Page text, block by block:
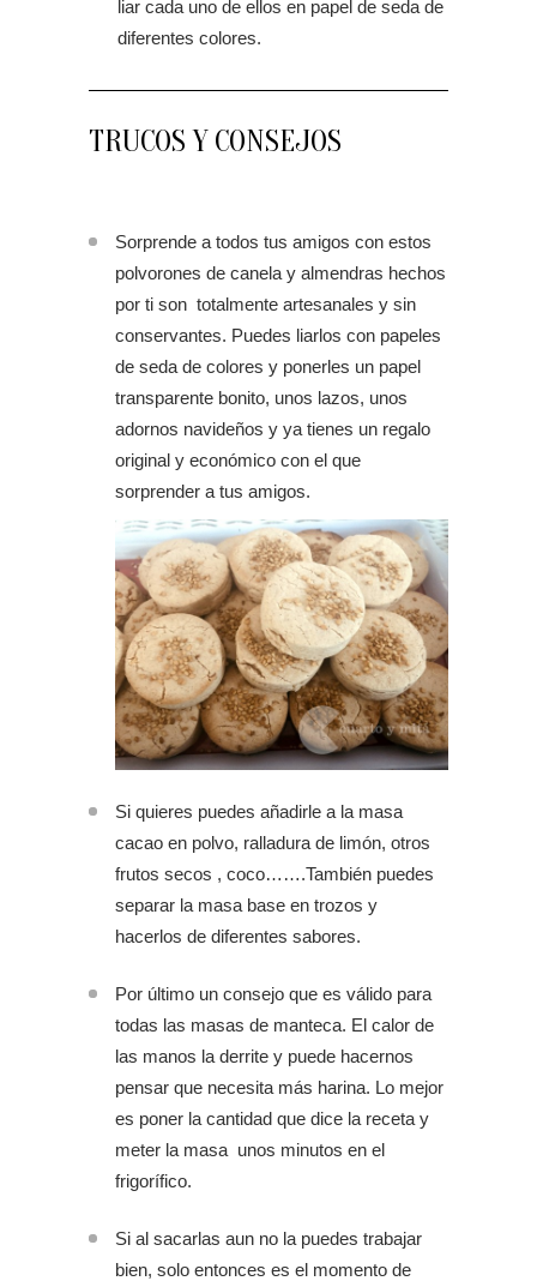
liar cada uno de ellos en papel de seda de
diferentes colores.
TRUCOS Y CONSEJOS
Sorprende a todos tus amigos con estos
polvorones de canela y almendras hechos
por ti son totalmente artesanales y sin
conservantes. Puedes liarlos con papeles
de seda de colores y ponerles un papel
transparente bonito, unos lazos, unos
adornos navideños y ya tienes un regalo
original y económico con el que
sorprender a tus amigos.
Si quieres puedes añadirle a la masa
cacao en polvo, ralladura de limón, otros
frutos secos , coco…….También puedes
separar la masa base en trozos y
hacerlos de diferentes sabores.
Por último un consejo que es válido para
todas las masas de manteca. El calor de
las manos la derrite y puede hacernos
pensar que necesita más harina. Lo mejor
es poner la cantidad que dice la receta y
meter la masa unos minutos en el
frigorífico.
Si al sacarlas aun no la puedes trabajar
bien, solo entonces es el momento de